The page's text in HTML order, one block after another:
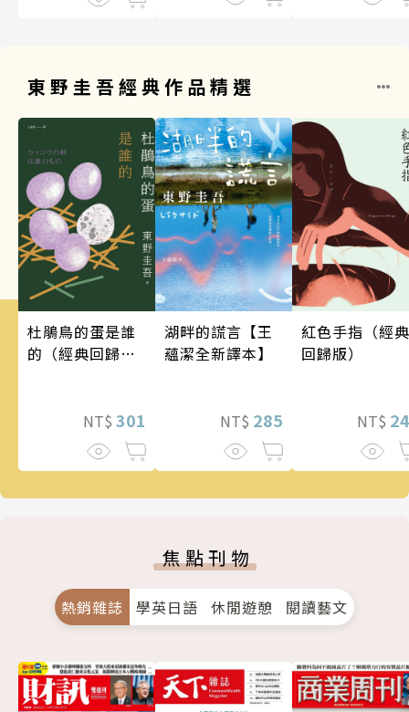
東野圭吾經典作品精選
杜鵑鳥的蛋是誰
的（經典回歸
NT$ 301
湖畔的謊言【王
蘊潔全新譯本】
NT$ 285
紅色手指（經典
回歸版）
NT$
焦點刊物
熱銷雜誌 學英日語 休閒遊憩 閱讀藝文